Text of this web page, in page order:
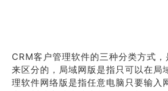
CRM客户管理软件的三种分类方式
来区分的，局域网版是指只可以在局
理软件网络版是指任意电脑只要输入